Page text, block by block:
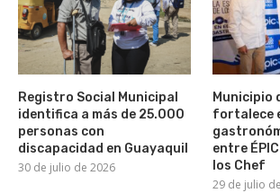
Registro Social Municipal
identifica a más de 25.000
personas con
discapacidad en Guayaquil
30 de julio de 2026
Municipio
fortalece
entre
los Chef
29 de julio